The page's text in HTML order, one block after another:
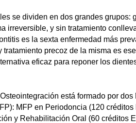
se dividen en dos grandes grupos:
irreversible, y sin tratamiento
es la sexta enfermedad más
precoz de la misma es
eficaz para reponer los
está formado por dos
MFP en Periodoncia (120 créditos
y Rehabilitación Oral (60 créditos